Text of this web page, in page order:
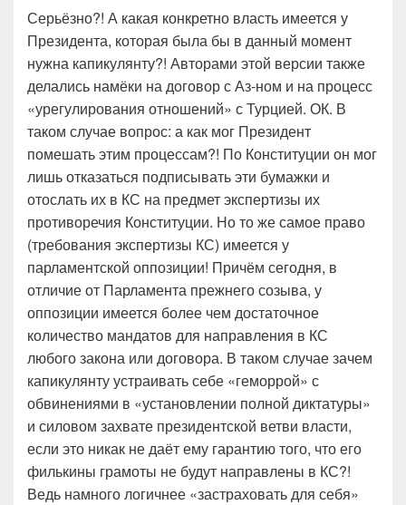
Серьёзно?! А какая конкретно власть имеется у
Президента, которая была бы в данный момент
нужна капикулянту?! Авторами этой версии также
делались намёки на договор с Аз-ном и на процесс
«урегулирования отношений» с Турцией. ОК. В
таком случае вопрос: а как мог Президент
помешать этим процессам?! По Конституции он мог
лишь отказаться подписывать эти бумажки и
отослать их в КС на предмет экспертизы их
противоречия Конституции. Но то же самое право
(требования экспертизы КС) имеется у
парламентской оппозиции! Причём сегодня, в
отличие от Парламента прежнего созыва, у
оппозиции имеется более чем достаточное
количество мандатов для направления в КС
любого закона или договора. В таком случае зачем
капикулянту устраивать себе «геморрой» с
обвинениями в «установлении полной диктатуры»
и силовом захвате президентской ветви власти,
если это никак не даёт ему гарантию того, что его
филькины грамоты не будут направлены в КС?!
Ведь намного логичнее «застраховать для себя»